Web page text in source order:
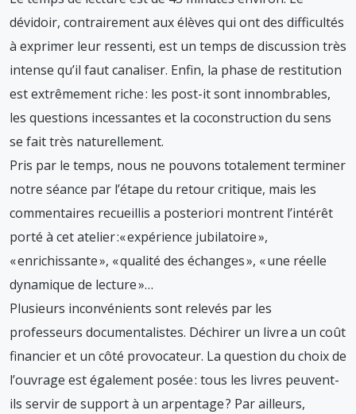
dévidoir, contrairement aux élèves qui ont des difficultés
à exprimer leur ressenti, est un temps de discussion très
intense qu’il faut canaliser. Enfin, la phase de restitution
est extrêmement riche : les post-it sont innombrables,
les questions incessantes et la coconstruction du sens
se fait très naturellement.
Pris par le temps, nous ne pouvons totalement terminer
notre séance par l’étape du retour critique, mais les
commentaires recueillis a posteriori montrent l’intérêt
porté à cet atelier :« expérience jubilatoire »,
« enrichissante », « qualité des échanges », « une réelle
dynamique de lecture »…
Plusieurs inconvénients sont relevés par les
professeurs documentalistes. Déchirer un livre a un coût
financier et un côté provocateur. La question du choix de
l’ouvrage est également posée : tous les livres peuvent-
ils servir de support à un arpentage ? Par ailleurs,